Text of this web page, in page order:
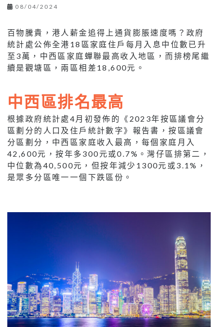
08/04/2024
百物騰貴，港人薪金追得上通貨膨脹速度嗎？政府
統計處公佈全港18區家庭住戶每月入息中位數已升
至3萬，中西區家庭蟬聯最高收入地區，而排榜尾繼
續是觀塘區，兩區相差18,600元。
中西區排名最高
根據政府統計處4月初發佈的《2023年按區議會分
區劃分的人口及住戶統計數字》報告書，按區議會
分區劃分，中西區家庭收入最高，每個家庭月入
42,600元，按年多300元或0.7%。灣仔區排第二，
中位數為40,500元，但按年減少1300元或3.1%，
是眾多分區唯一一個下跌區份。